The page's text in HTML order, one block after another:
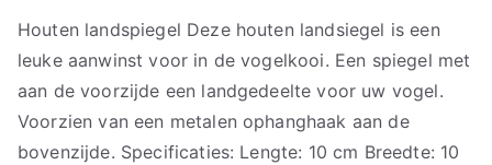
Houten landspiegel Deze houten landsiegel is een
leuke aanwinst voor in de vogelkooi. Een spiegel met
aan de voorzijde een landgedeelte voor uw vogel.
Voorzien van een metalen ophanghaak aan de
bovenzijde. Specificaties: Lengte: 10 cm Breedte: 10